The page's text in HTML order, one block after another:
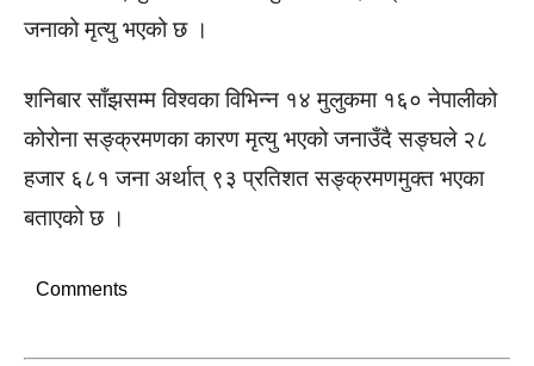
जनाको मृत्यु भएको छ ।
शनिबार साँझसम्म विश्वका विभिन्न १४ मुलुकमा १६० नेपालीको
कोरोना सङ्क्रमणका कारण मृत्यु भएको जनाउँदै सङ्घले २८
हजार ६८१ जना अर्थात् ९३ प्रतिशत सङ्क्रमणमुक्त भएका
बताएको छ ।
Comments